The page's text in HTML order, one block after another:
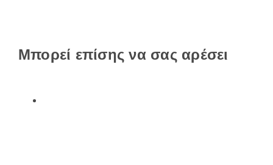
Μπορεί επίσης να σας αρέσει